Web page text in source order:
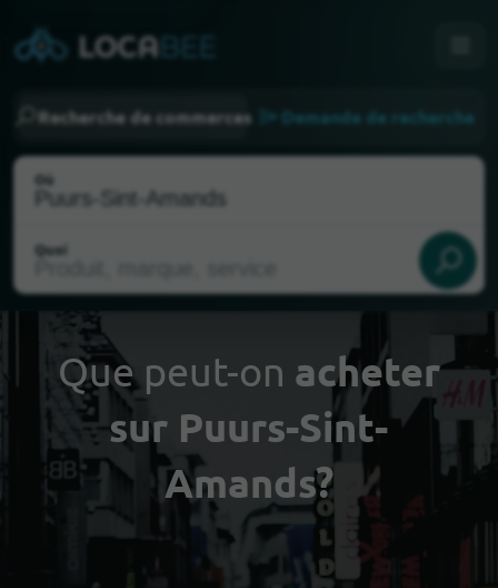
Recherche de commerces Demande de recherche
Où
Quoi
Choisir ma localisation
Que peut-on acheter
sur Puurs-Sint-
Amands?